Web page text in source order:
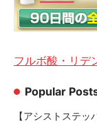
フルボ酸・リデ
Popular
【アシストステ